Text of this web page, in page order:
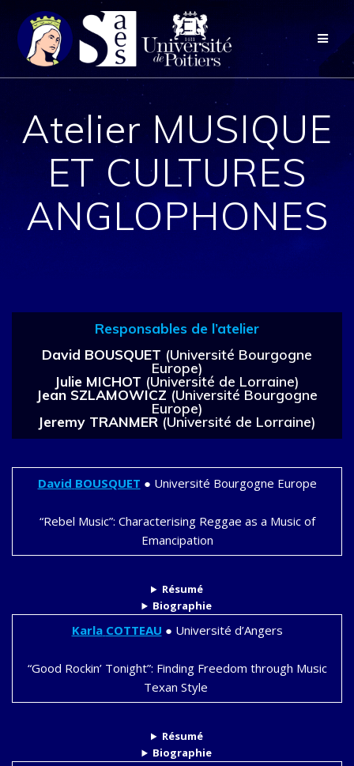
Passer
au
contenu
Atelier MUSIQUE
ET CULTURES
ANGLOPHONES
Responsables de l’atelier
David BOUSQUET (Université Bourgogne
Europe)
Julie MICHOT (Université de Lorraine)
Jean SZLAMOWICZ (Université Bourgogne
Europe)
Jeremy TRANMER (Université de Lorraine)
David BOUSQUET ● Université Bourgogne Europe
“Rebel Music”: Characterising Reggae as a Music of
Emancipation
Résumé
Biographie
Karla COTTEAU ● Université d’Angers
“Good Rockin’ Tonight”: Finding Freedom through Music
Texan Style
Résumé
Biographie